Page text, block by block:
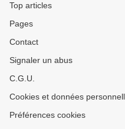
Top articles
Pages
Contact
Signaler un abus
C.G.U.
Cookies et données
Préférences cookies